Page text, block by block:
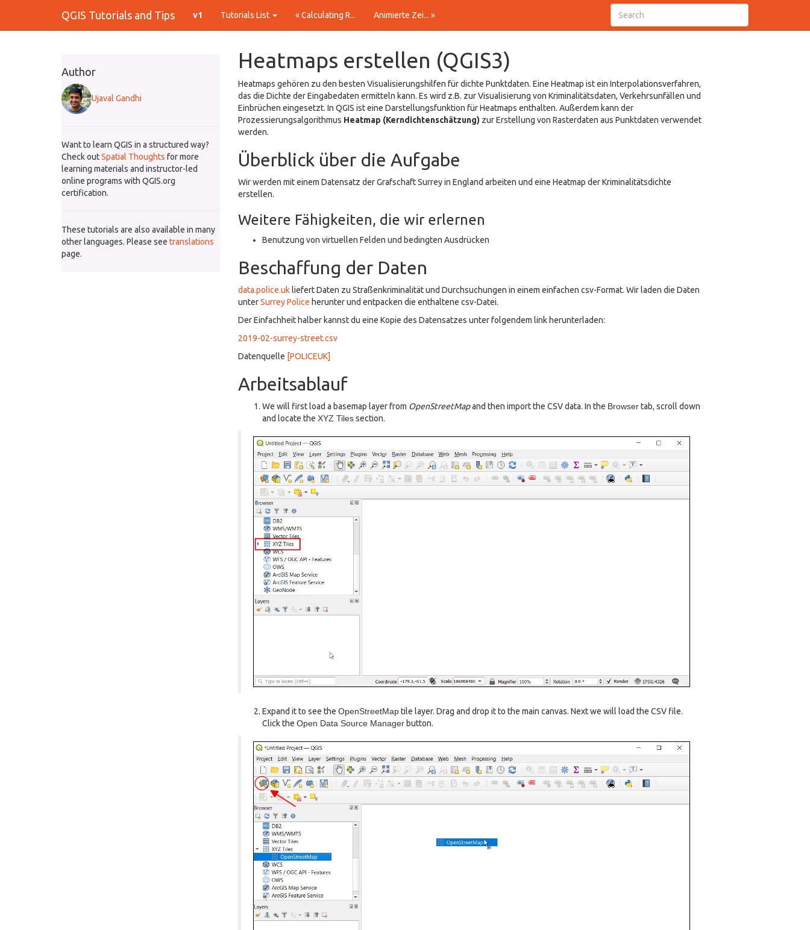
QGIS Tutorials and Tips v1 Tutorials List « Calculating R... Animierte Zei... »
Author
Ujaval Gandhi
Want to learn QGIS in a structured way?
Check outSpatial Thoughts for more
learning materials and instructor-led
online programs with QGIS.org
certification.
These tutorials are also available in many
other languages. Please see translations
page.
Heatmaps erstellen (QGIS3)
Heatmaps gehören zu den besten Visualisierungshilfen für dichte Punktdaten. Eine Heatmap ist ein Interpolationsverfahren,
das die Dichte der Eingabedaten ermitteln kann. Es wird z.B. zur Visualisierung von Kriminalitätsdaten, Verkehrsunfällen und
Einbrüchen eingesetzt. In QGIS ist eine Darstellungsfunktion für Heatmaps enthalten. Außerdem kann der
Prozessierungsalgorithmus Heatmap (Kerndichtenschätzung) zur Erstellung von Rasterdaten aus Punktdaten verwendet
werden.
Überblick über die Aufgabe
Wir werden mit einem Datensatz der Grafschaft Surrey in England arbeiten und eine Heatmap der Kriminalitätsdichte
erstellen.
Weitere Fähigkeiten, die wir erlernen
Benutzung von virtuellen Felden und bedingten Ausdrücken
Beschaffung der Daten
data.police.ukliefert Daten zu Straßenkriminalität und Durchsuchungen in einem einfachen csv-Format. Wir laden die Daten
unterSurrey Police herunter und entpacken die enthaltene csv-Datei.
Der Einfachheit halber kannst du eine Kopie des Datensatzes unter folgendem link herunterladen:
2019-02-surrey-street.csv
Datenquelle [POLICEUK]
Arbeitsablauf
We will first load a basemap layer from OpenStreetMapand then import the CSV data. In the Browsertab, scroll down
and locate the XYZ Tilessection.
Expand it to see the OpenStreetMaptile layer. Drag and drop it to the main canvas. Next we will load the CSV file.
Click the Open Data Source Managerbutton.